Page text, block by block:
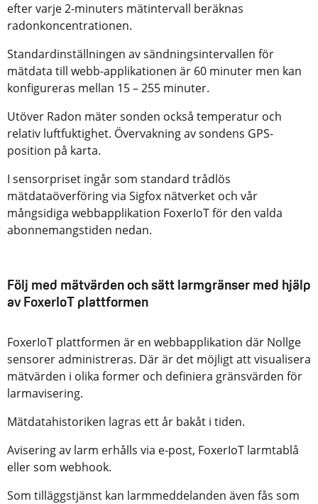
efter varje 2-minuters mätintervall beräknas
radonkoncentrationen.
Standardinställningen av sändningsintervallen för
mätdata till webb-applikationen är 60 minuter men kan
konfigureras mellan 15 – 255 minuter.
Utöver Radon mäter sonden också temperatur och
relativ luftfuktighet. Övervakning av sondens GPS-
position på karta.
I sensorpriset ingår som standard trådlös
mätdataöverföring via Sigfox nätverket och vår
mångsidiga webbapplikation FoxerIoT för den valda
abonnemangstiden nedan.
Följ med mätvärden och sätt larmgränser med hjälp
av FoxerIoT plattformen
FoxerIoT plattformen är en webbapplikation där Nollge
sensorer administreras. Där är det möjligt att visualisera
mätvärden i olika former och definiera gränsvärden för
larmavisering.
Mätdatahistoriken lagras ett år bakåt i tiden.
Avisering av larm erhålls via e-post, FoxerIoT larmtablå
eller som webhook.
Som tilläggstjänst kan larmmeddelanden även fås som